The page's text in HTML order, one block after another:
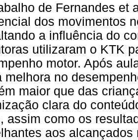
de Fernandes et
dos movimentos
a influência do
utilizaram o KTK
motor. Após
melhora no
maior que das
clara do
assim como os
aos alcançados